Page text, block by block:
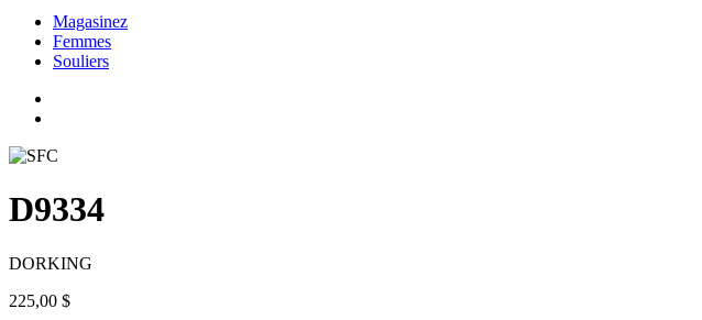
Magasinez
Femmes
Souliers
D9334
DORKING
225,00 $